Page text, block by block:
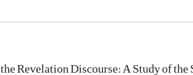
Revelation Discourse: A Study of